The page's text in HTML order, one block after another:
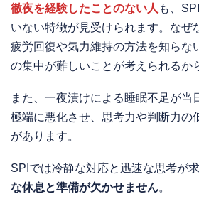
徹夜を経験したことのない人 も、
いない特徴が見受けられます。なぜ
疲労回復や気力維持の方法を知らな
の集中が難しいことが考えられるか
また、一夜漬けによる睡眠不足が当
極端に悪化させ、思考力や判断力の
があります。
SPIでは冷静な対応と迅速な思考が
な休息と準備が欠かせません。